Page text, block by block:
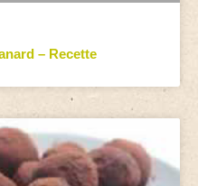
– Recette